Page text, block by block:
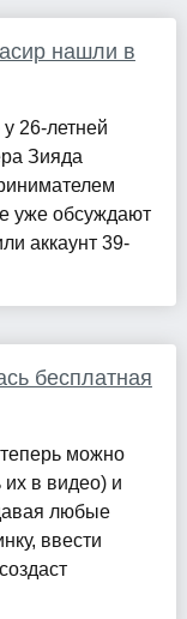
нашли в
26-летней
Зияда
уже обсуждают
аккаунт 39-
бесплатная
можно
в видео) и
любые
ввести